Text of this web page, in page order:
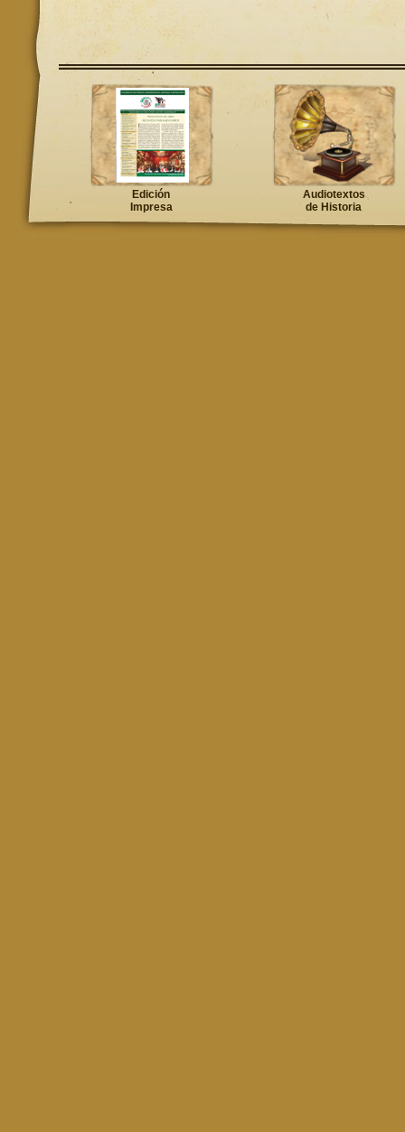
Edición
Impresa
Audiotextos
de Historia